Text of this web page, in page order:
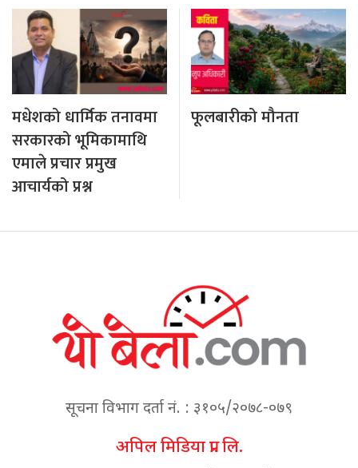
मधेशको धार्मिक तनावमा
सरकारको भूमिकामाथि
एमाले प्रचार प्रमुख
आचार्यको प्रश्न
फूलबारीको मौनता
सूचना विभाग दर्ता नं. : ३१०५/२०७८-०७९
अपिल मिडिया प्रा. लि.